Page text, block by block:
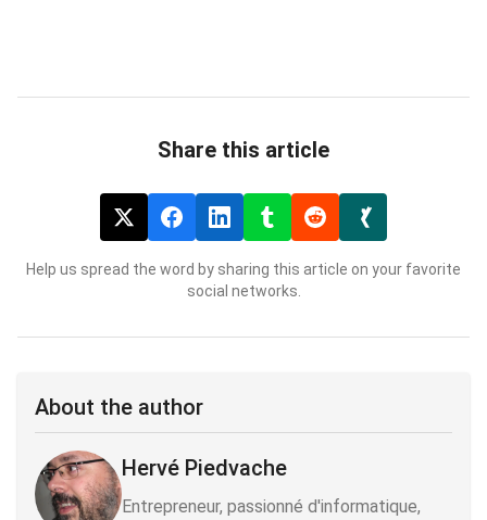
Share this article
Help us spread the word by sharing this article on your favorite
social networks.
About the author
Hervé Piedvache
Entrepreneur, passionné d'informatique,